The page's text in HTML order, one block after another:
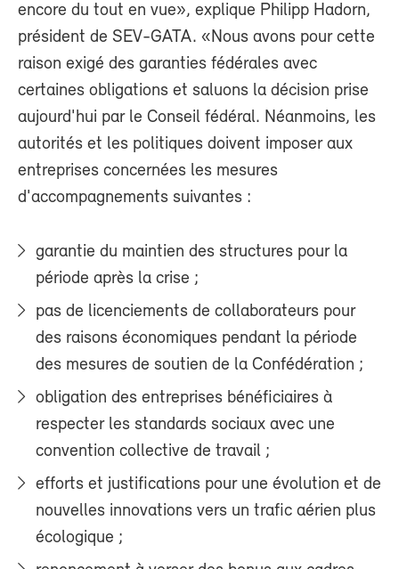
encore du tout en vue», explique Philipp Hadorn,
président de SEV-GATA. «Nous avons pour cette
raison exigé des garanties fédérales avec
certaines obligations et saluons la décision prise
aujourd'hui par le Conseil fédéral. Néanmoins, les
autorités et les politiques doivent imposer aux
entreprises concernées les mesures
d'accompagnements suivantes :
garantie du maintien des structures pour la
période après la crise ;
pas de licenciements de collaborateurs pour
des raisons économiques pendant la période
des mesures de soutien de la Confédération ;
obligation des entreprises bénéficiaires à
respecter les standards sociaux avec une
convention collective de travail ;
efforts et justifications pour une évolution et de
nouvelles innovations vers un trafic aérien plus
écologique ;